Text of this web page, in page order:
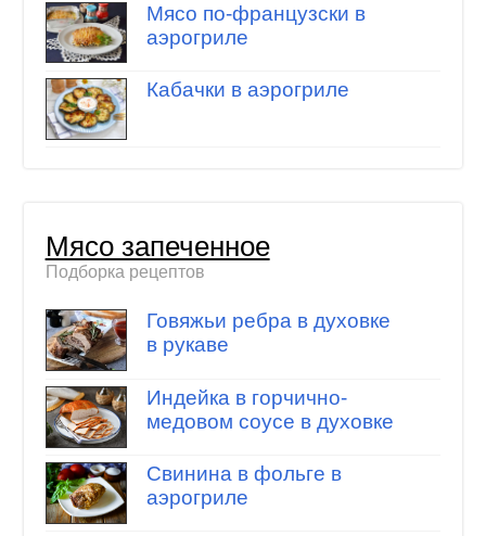
Мясо по-французски в
аэрогриле
Кабачки в аэрогриле
Мясо запеченное
Подборка рецептов
Говяжьи ребра в духовке
в рукаве
Индейка в горчично-
медовом соусе в духовке
Свинина в фольге в
аэрогриле